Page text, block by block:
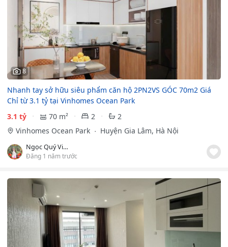
8
Nhanh tay sở hữu siêu phẩm căn hộ 2PN2VS GÓC 70m2 Giá
Chỉ từ 3.1 tỷ tại Vinhomes Ocean Park
3.1 tỷ
70 m² 2
2
Vinhomes Ocean Park
Huyện Gia Lâm, Hà Nội
Ngọc Quý Vinhomes
Đăng 1 năm trước